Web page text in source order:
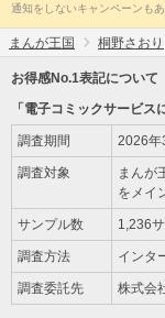
通知をしないキャンペーンも
まんが王国 桐野さおり
お得感No.1表記について
「電子コミックサービス
調査期間 2026年
調査対象
まんが
をメイ
サンプル数 1,236
調査方法 インタ
調査委託先 株式会